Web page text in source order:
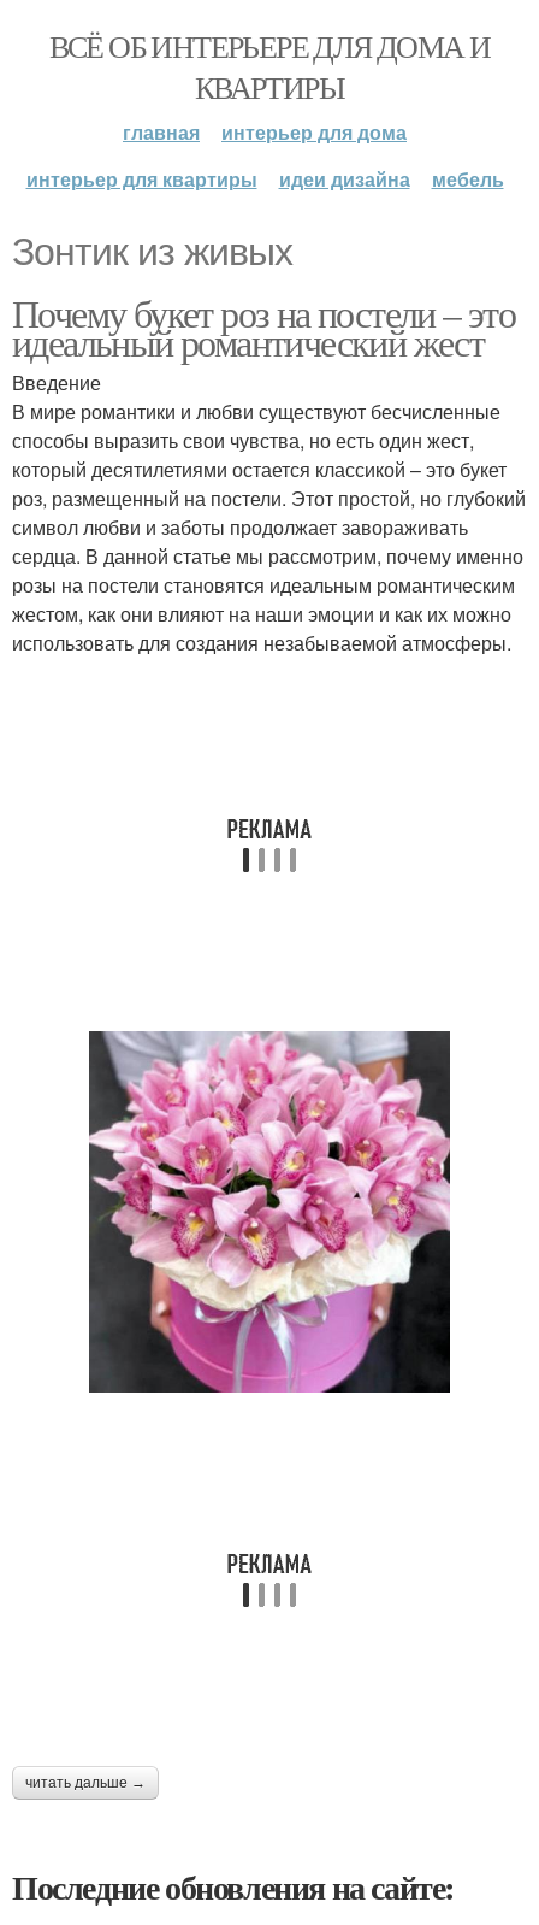
ВСЁ ОБ ИНТЕРЬЕРЕ ДЛЯ ДОМА И
КВАРТИРЫ
главная
интерьер для дома
интерьер для квартиры
идеи дизайна мебель
Зонтик из живых
Почему букет роз на постели – это
идеальный романтический жест
Введение
В мире романтики и любви существуют бесчисленные
способы выразить свои чувства, но есть один жест,
который десятилетиями остается классикой – это букет
роз, размещенный на постели. Этот простой, но глубокий
символ любви и заботы продолжает завораживать
сердца. В данной статье мы рассмотрим, почему именно
розы на постели становятся идеальным романтическим
жестом, как они влияют на наши эмоции и как их можно
использовать для создания незабываемой атмосферы.
читать дальше →
Последние обновления на сайте: